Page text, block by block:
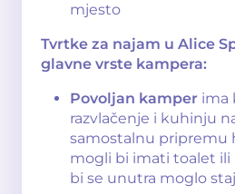
mjesto
Tvrtke za najam u Alice
glavne vrste kampera:
Povoljan kamper ima
razvlačenje i kuhinju
samostalnu pripremu
mogli bi imati toalet ili
bi se unutra moglo